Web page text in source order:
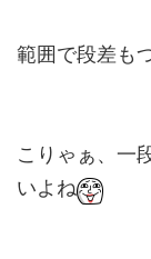
範囲で段差も
こりゃぁ、一
いよね